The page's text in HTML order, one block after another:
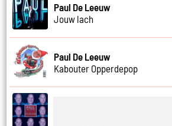
Paul De Leeuw
Jouw lach
Paul De Leeuw
Kabouter Opperdepop